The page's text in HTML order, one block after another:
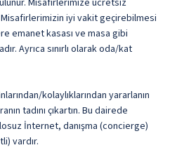
iyi vakit geçirebilmesi
emanet kasası ve masa gibi
Ayrıca sınırlı olarak oda/kat
kolaylıklarından yararlanın
tadını çıkartın. Bu dairede
İnternet, danışma (concierge)
vardır.